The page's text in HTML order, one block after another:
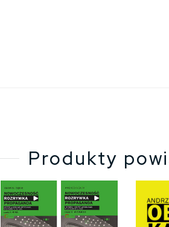
Produkty